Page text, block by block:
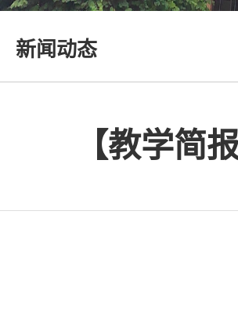
新闻动态
【教学简